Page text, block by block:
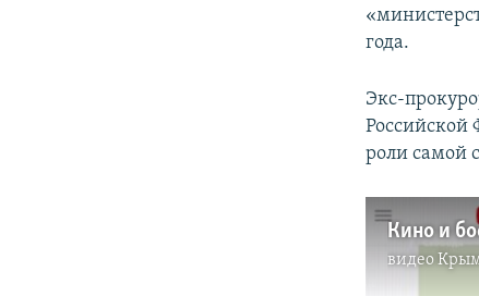
года.
Экс-
Российской
роли самой
видео